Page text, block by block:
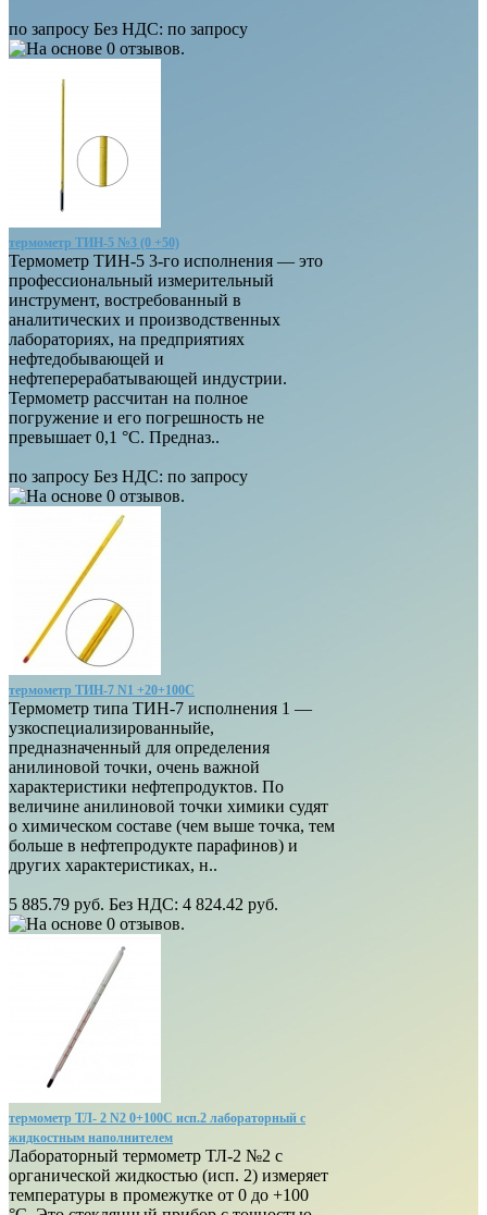
по запросу Без НДС: по запросу
термометр ТИН-5 №3 (0 +50)
Термометр ТИН-5 3-го исполнения — это
профессиональный измерительный
инструмент, востребованный в
аналитических и производственных
лабораториях, на предприятиях
нефтедобывающей и
нефтеперерабатывающей индустрии.
Термометр рассчитан на полное
погружение и его погрешность не
превышает 0,1 °С. Предназ..
по запросу Без НДС: по запросу
термометр ТИН-7 N1 +20+100C
Термометр типа ТИН-7 исполнения 1 —
узкоспециализированныйе,
предназначенный для определения
анилиновой точки, очень важной
характеристики нефтепродуктов. По
величине анилиновой точки химики судят
о химическом составе (чем выше точка, тем
больше в нефтепродукте парафинов) и
других характеристиках, н..
5 885.79 руб. Без НДС: 4 824.42 руб.
термометр ТЛ- 2 N2 0+100С исп.2 лабораторный с
жидкостным наполнителем
Лабораторный термометр ТЛ-2 №2 с
органической жидкостью (исп. 2) измеряет
температуры в промежутке от 0 до +100